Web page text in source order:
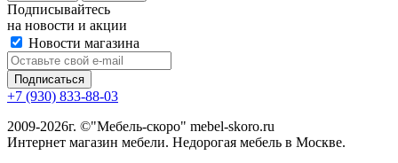
Подписывайтесь
на новости и акции
Новости магазина
+7 (930) 833-88-03
2009-2026г. ©"Мебель-скоро" mebel-skoro.ru
Интернет магазин мебели. Недорогая мебель в Москве.